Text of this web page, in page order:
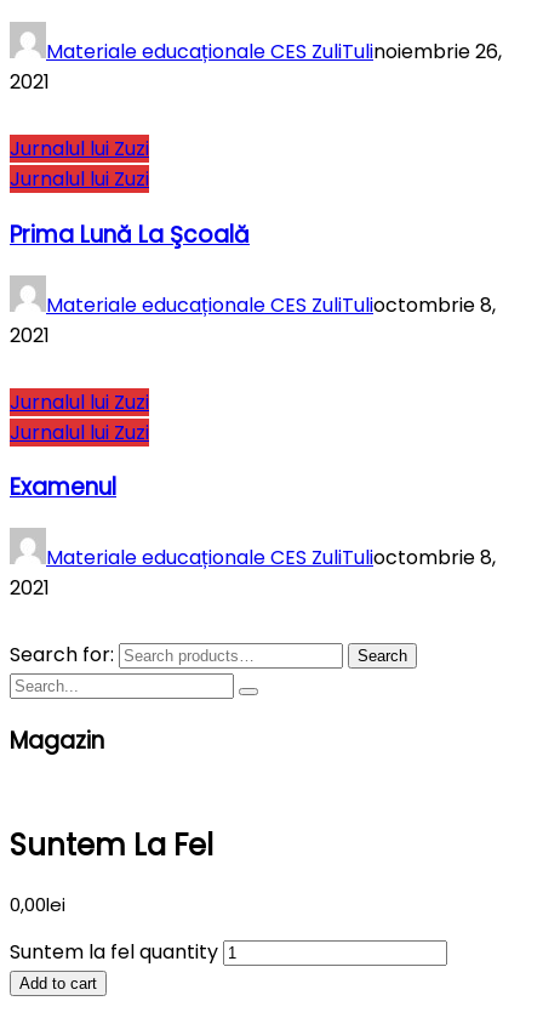
Materiale educaționale CES ZuliTulinoiembrie 26,
2021
Jurnalul lui Zuzi
Jurnalul lui Zuzi
Prima Lună La Şcoală
Materiale educaționale CES ZuliTulioctombrie 8,
2021
Jurnalul lui Zuzi
Jurnalul lui Zuzi
Examenul
Materiale educaționale CES ZuliTulioctombrie 8,
2021
Search for: Search
Magazin
Suntem La Fel
0,00lei
Suntem la fel quantity
Add to cart